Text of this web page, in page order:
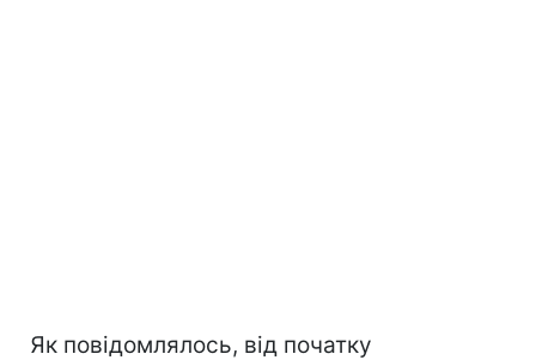
Як повідомлялось, від початку